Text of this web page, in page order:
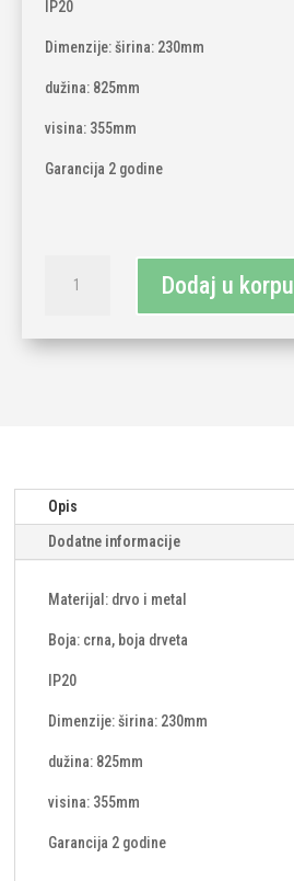
IP20
Dimenzije: širina: 230mm
dužina: 825mm
visina: 355mm
Garancija 2 godine
dekorativna
3xE27
Dodaj u korpu
Opis
Dodatne informacije
Materijal: drvo i metal
Boja: crna, boja drveta
IP20
Dimenzije: širina: 230mm
dužina: 825mm
visina: 355mm
Garancija 2 godine